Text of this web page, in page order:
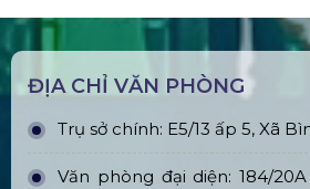
ĐỊA CHỈ VĂN PHÒNG
Trụ sở chính: E5/13 ấp 5, Xã
Văn phòng đại diện: 184/